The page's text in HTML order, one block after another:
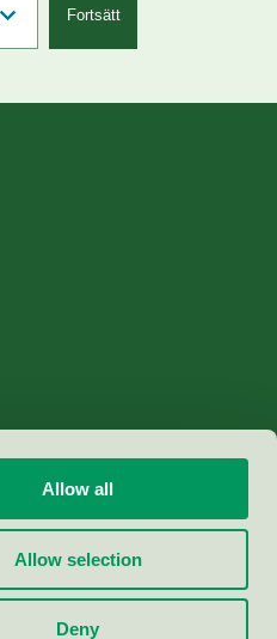
Allow all
Allow selection
Deny
Fortsätt